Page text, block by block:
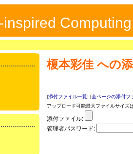
榎本彩佳 への
[添付ファイル一覧] [全ページの添付フ
アップロード可能最大ファイルサイズ
添付ファイル:
管理者パスワード: